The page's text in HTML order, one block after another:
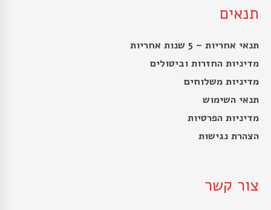
תנאים
תנאי אחריות – 5 שנות אחריות
מדיניות החזרות וביטולים
מדיניות משלוחים
תנאי השימוש
מדיניות הפרטיות
הצהרת נגישות
צור קשר